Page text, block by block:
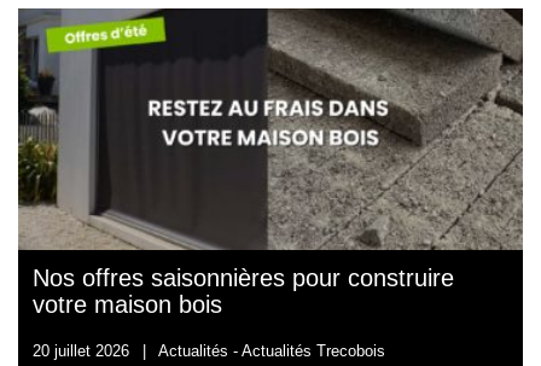
Nos offres saisonnières pour construire
votre maison bois
20 juillet 2026 | Actualités - Actualités Trecobois